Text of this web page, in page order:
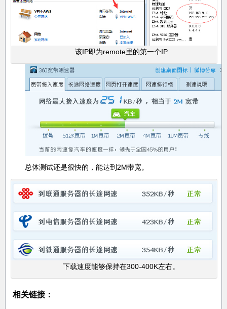
该IP即为remote里的第一个IP
总体测试还是很快的，能达到2M带宽。
下载速度能够保持在300-400K左右。
相关链接：